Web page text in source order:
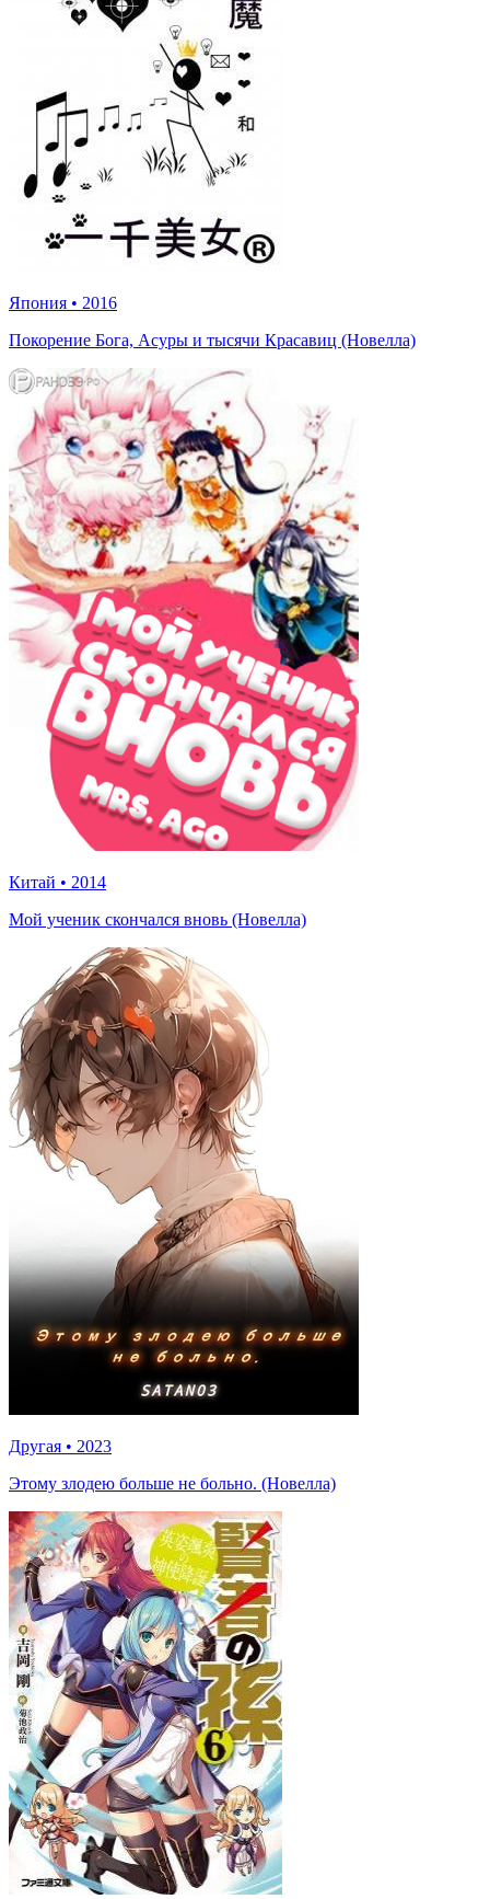
Япония • 2016
Покорение Бога, Асуры и тысячи Красавиц (Новелла)
Китай • 2014
Мой ученик скончался вновь (Новелла)
Другая • 2023
Этому злодею больше не больно. (Новелла)